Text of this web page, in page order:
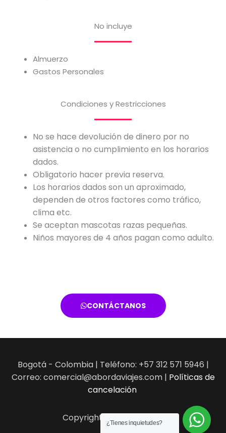
No incluye
Almuerzo
Gastos Personales
Condiciones y Restricciones
No se hace devolución de dinero por no
asistencia o no cumplimiento en los horarios
dados.
Obligatorio hacer previa reserva.
Los horarios dados son un aproximado,
dependen de otros factores como tráfico,
clima etc.
Se aceptan mascotas razas pequeñas.
Niños mayores de 4 años pagan como adulto.
CONTÁCTANOS
Bogotá - Colombia | Teléfono: +57 312 571 5946 |
Correo: comercial@abordaviajes.com | Políticas de
cancelación
Copyright © 2026 Aborda
¿Tienes inquietudes?